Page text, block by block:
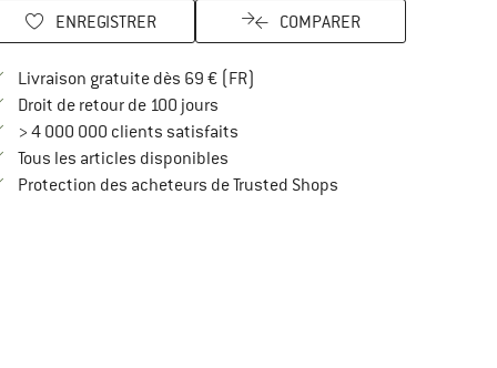
ENREGISTRER COMPARER
Livraison gratuite dès 69 € (FR)
Droit de retour de 100 joursTrouve les informations de
> 4 000 000 clients satisfaits
Tous les articles disponibles
Protection des acheteurs de Trusted ShopsTrouve toutes les